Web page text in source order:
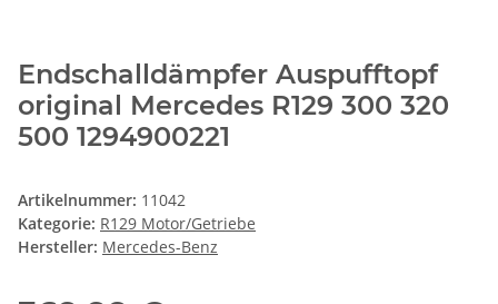
Endschalldämpfer Auspufftopf
original Mercedes R129 300 320
500 1294900221
Artikelnummer: 11042
Kategorie: R129 Motor/Getriebe
Hersteller: Mercedes-Benz